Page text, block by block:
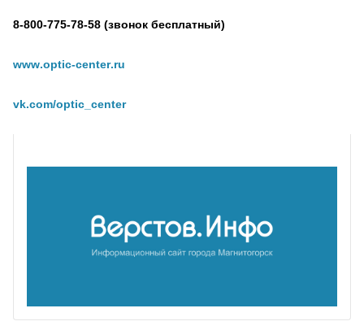
8-800-775-78-58 (звонок бесплатный)
www.optic-center.ru
vk.com/optic center